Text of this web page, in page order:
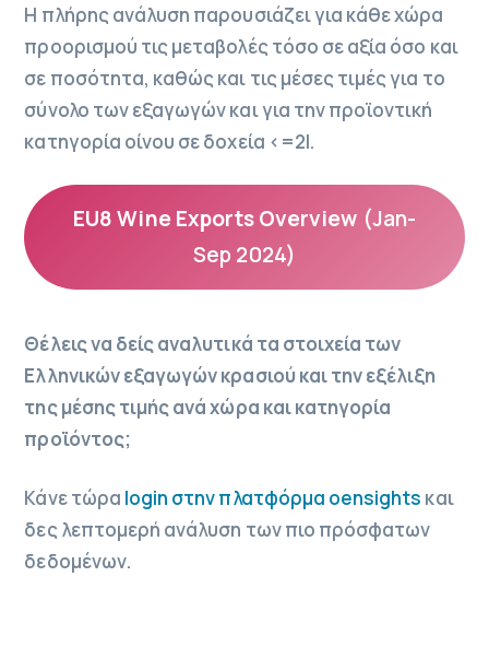
Η πλήρης ανάλυση παρουσιάζει για κάθε χώρα
προορισμού τις μεταβολές τόσο σε αξία όσο και
σε ποσότητα, καθώς και τις μέσες τιμές για το
σύνολο των εξαγωγών και για την προϊοντική
κατηγορία οίνου σε δοχεία <=2l.
EU8 Wine Exports Overview (Jan-
Sep 2024)
Θέλεις να δείς αναλυτικά τα στοιχεία των
Ελληνικών εξαγωγών κρασιού και την εξέλιξη
της μέσης τιμής ανά χώρα και κατηγορία
προϊόντος;
Κάνε τώρα login στην πλατφόρμα oensights και
δες λεπτομερή ανάλυση των πιο πρόσφατων
δεδομένων.